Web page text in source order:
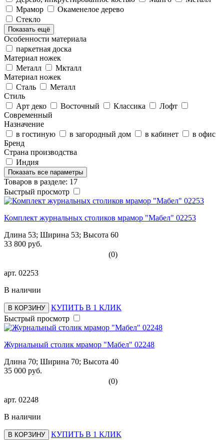
Мрамор
Окаменелое дерево
Стекло
Показать ещё
Особенности материала
паркетная доска
Материал ножек
Металл
Мкталл
Материал ножек
Cталь
Металл
Стиль
Арт деко
Восточный Классика
Лофт
Современный
Назначение
в гостиную
в загородный дом в кабинет
в офис
Бренд
Страна производства
Индия
Показать все параметры
Товаров в разделе: 17
Быстрый просмотр
Комплект журнальных столиков мрамор "Мабел" 02253
Длина 53; Ширина 53; Высота 60
33 800 руб.
(0)
арт. 02253
В наличии
В КОРЗИНУ
КУПИТЬ В 1 КЛИК
Быстрый просмотр
Журнальный столик мрамор "Мабел" 02248
Длина 70; Ширина 70; Высота 40
35 000 руб.
(0)
арт. 02248
В наличии
В КОРЗИНУ
КУПИТЬ В 1 КЛИК